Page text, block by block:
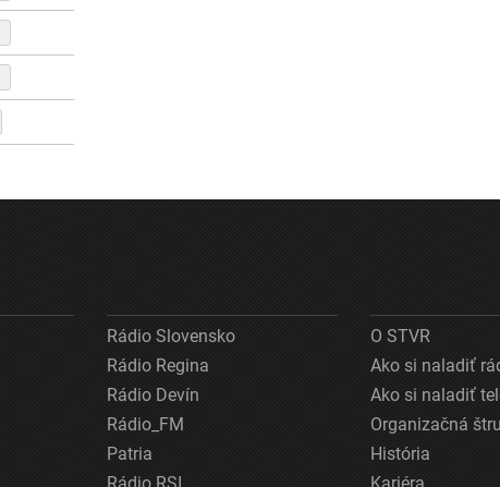
Rádio Slovensko
Rádio Regina
Rádio Devín
Rádio_FM
Patria
O STVR
Ako si naladiť
Ako si naladiť
Organizačná
História